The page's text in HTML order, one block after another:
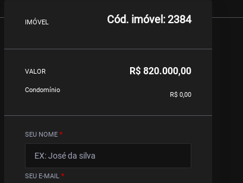
IMÓVEL Cód. imóvel: 2384
VALOR R$ 820.000,00
Condomínio
R$ 0,00
SEU NOME *
SEU E-MAIL *